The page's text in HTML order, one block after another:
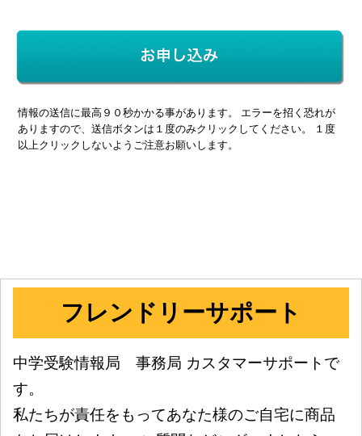
情報の送信に最高９０秒かかる事があります。 エラーを招く恐れが
ありますので、送信ボタンは１度のみクリックしてください。 １度
以上クリックしないようご注意お願いします。
フレンドリーサポート
中学受験情報局 事務局 カスタマーサポートで
す。
私たちが責任をもってあなた様のご自宅に商品